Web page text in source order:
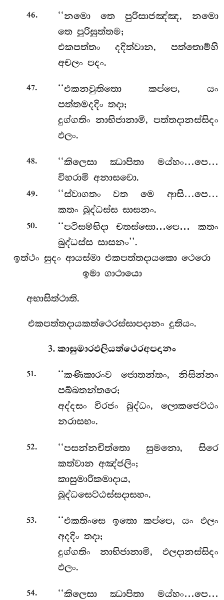
46. ‘‘නමො තෙ පුරිසාජඤ්ඤ, නමො
තෙ පුරිසුත්තම;
එකපත්තං දදිත්වාන, පත්තොම්හි
අචලං පදං.
47.
‘‘එකනවුතිතො කප්පෙ, යං
පත්තමදදිං තදා;
දුග්ගතිං නාභිජානාමි, පත්තදානස්සිදං
ඵලං.
48. ‘‘කිලෙසාඣාපිතා මය්හං…පෙ…
විහරාමි අනාසවො.
49. ‘‘ස්වාගතංවත මෙ ආසි…පෙ…
කතං බුද්ධස්ස සාසනං.
50.
‘‘පටිසම්භිදා චතස්සො…පෙ… කතං
බුද්ධස්ස සාසනං’’.
ඉත්ථං සුදං ආයස්මා එකපත්තදායකො ථෙරො
ඉමා ගාථායො
අභාසිත්ථාති.
එකපත්තදායකත්ථෙරස්සාපදානං දුතියං.
3. කාසුමාරඵලියත්ථෙරඅපදානං
51. ‘‘කණිකාරංව ජොතන්තං, නිසින්නං
පබ්බතන්තරෙ;
අද්දසං විරජං බුද්ධං, ලොකජෙට්ඨං
නරාසභං.
52.
‘‘පසන්නචිත්තො සුමනො, සිරෙ
කත්වාන අඤ්ජලිං;
කාසුමාරිකමාදාය,
බුද්ධසෙට්ඨස්සදාසහං.
53.
‘‘එකතිංසෙ ඉතො කප්පෙ, යං ඵලං
අදදිං තදා;
දුග්ගතිං නාභිජානාමි, ඵලදානස්සිදං
ඵලං.
54. ‘‘කිලෙසාඣාපිතා මය්හං…පෙ…